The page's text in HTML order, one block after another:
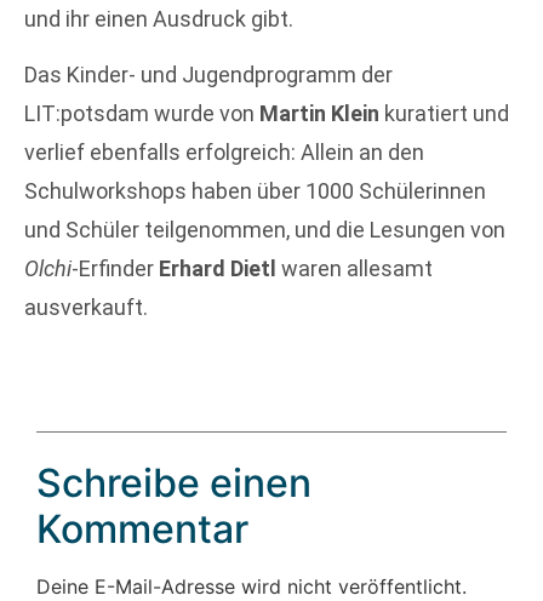
und ihr einen Ausdruck gibt.
Das Kinder- und Jugendprogramm der
LIT:potsdam wurde von Martin Klein kuratiert und
verlief ebenfalls erfolgreich: Allein an den
Schulworkshops haben über 1000 Schülerinnen
und Schüler teilgenommen, und die Lesungen von
Olchi-Erfinder Erhard Dietl waren allesamt
ausverkauft.
Schreibe einen
Kommentar
Deine E-Mail-Adresse wird nicht veröffentlicht.